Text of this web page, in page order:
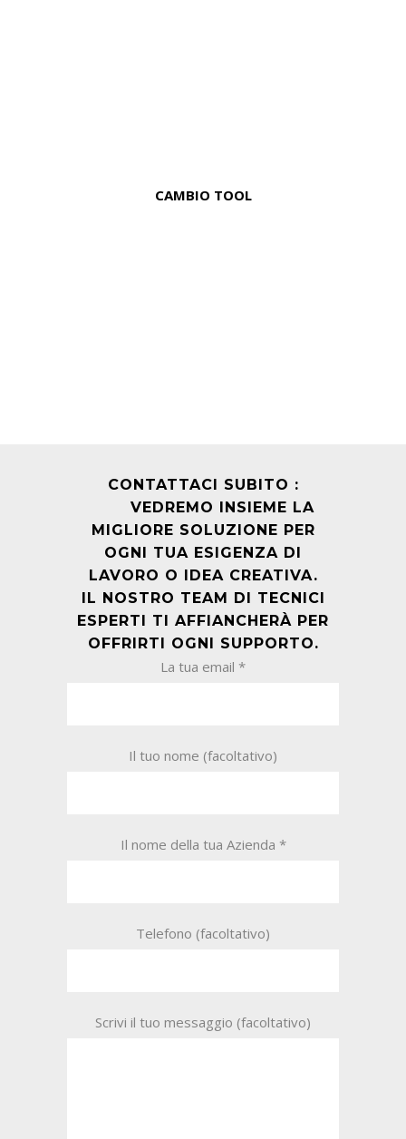
CAMBIO TOOL
CONTATTACI SUBITO :
VEDREMO INSIEME LA
MIGLIORE SOLUZIONE PER
OGNI TUA ESIGENZA DI
LAVORO O IDEA CREATIVA.
IL NOSTRO TEAM DI TECNICI
ESPERTI TI AFFIANCHERÀ PER
OFFRIRTI OGNI SUPPORTO.
La tua email *
Il tuo nome (facoltativo)
Il nome della tua Azienda *
Telefono (facoltativo)
Scrivi il tuo messaggio (facoltativo)